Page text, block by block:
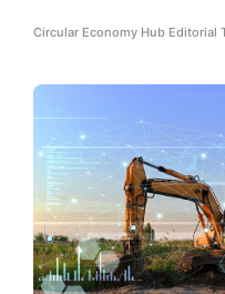
Circular Economy Hub Editorial